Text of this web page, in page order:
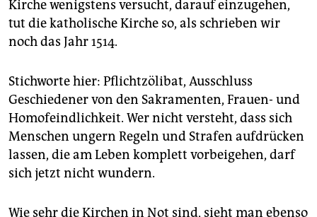
Kirche wenigstens versucht, darauf einzugehen,
tut die katholische Kirche so, als schrieben wir
noch das Jahr 1514.
Stichworte hier: Pflichtzölibat, Ausschluss
Geschiedener von den Sakramenten, Frauen- und
Homofeindlichkeit. Wer nicht versteht, dass sich
Menschen ungern Regeln und Strafen aufdrücken
lassen, die am Leben komplett vorbeigehen, darf
sich jetzt nicht wundern.
Wie sehr die Kirchen in Not sind, sieht man ebenso